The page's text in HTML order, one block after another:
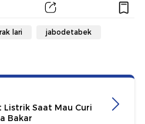
lari jabodetabek
Saat Mau Curi
Bakar